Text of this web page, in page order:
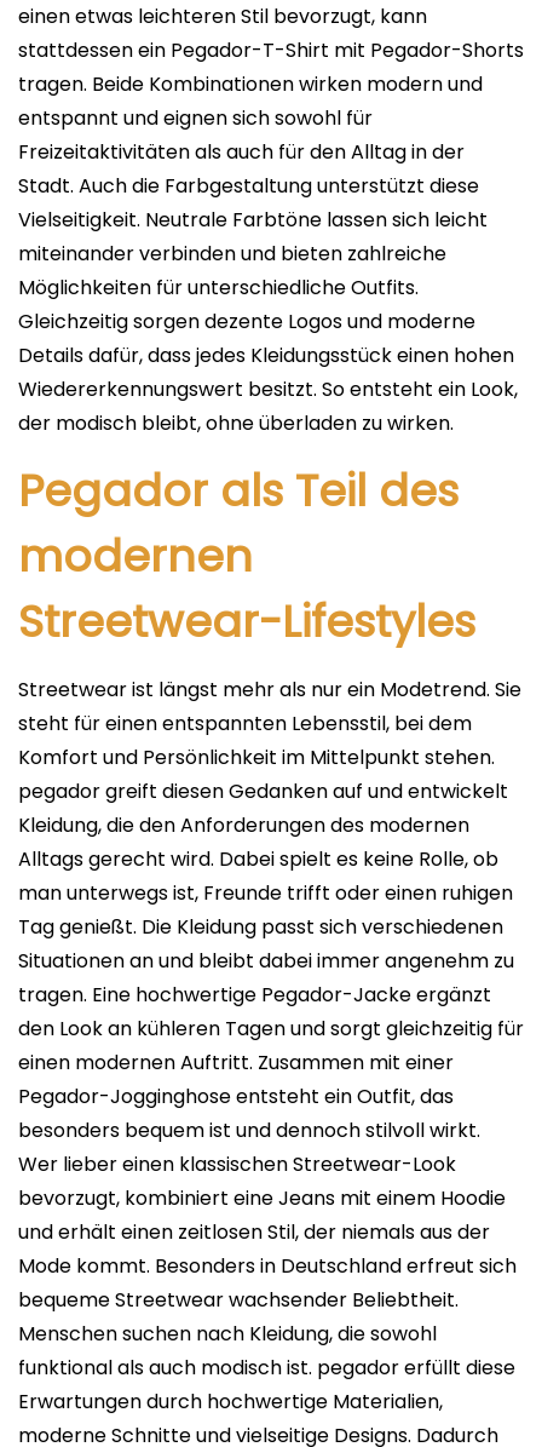
einen etwas leichteren Stil bevorzugt, kann
stattdessen ein Pegador-T-Shirt mit Pegador-Shorts
tragen. Beide Kombinationen wirken modern und
entspannt und eignen sich sowohl für
Freizeitaktivitäten als auch für den Alltag in der
Stadt. Auch die Farbgestaltung unterstützt diese
Vielseitigkeit. Neutrale Farbtöne lassen sich leicht
miteinander verbinden und bieten zahlreiche
Möglichkeiten für unterschiedliche Outfits.
Gleichzeitig sorgen dezente Logos und moderne
Details dafür, dass jedes Kleidungsstück einen hohen
Wiedererkennungswert besitzt. So entsteht ein Look,
der modisch bleibt, ohne überladen zu wirken.
Pegador als Teil des
modernen
Streetwear-Lifestyles
Streetwear ist längst mehr als nur ein Modetrend. Sie
steht für einen entspannten Lebensstil, bei dem
Komfort und Persönlichkeit im Mittelpunkt stehen.
pegador greift diesen Gedanken auf und entwickelt
Kleidung, die den Anforderungen des modernen
Alltags gerecht wird. Dabei spielt es keine Rolle, ob
man unterwegs ist, Freunde trifft oder einen ruhigen
Tag genießt. Die Kleidung passt sich verschiedenen
Situationen an und bleibt dabei immer angenehm zu
tragen. Eine hochwertige Pegador-Jacke ergänzt
den Look an kühleren Tagen und sorgt gleichzeitig für
einen modernen Auftritt. Zusammen mit einer
Pegador-Jogginghose entsteht ein Outfit, das
besonders bequem ist und dennoch stilvoll wirkt.
Wer lieber einen klassischen Streetwear-Look
bevorzugt, kombiniert eine Jeans mit einem Hoodie
und erhält einen zeitlosen Stil, der niemals aus der
Mode kommt. Besonders in Deutschland erfreut sich
bequeme Streetwear wachsender Beliebtheit.
Menschen suchen nach Kleidung, die sowohl
funktional als auch modisch ist. pegador erfüllt diese
Erwartungen durch hochwertige Materialien,
moderne Schnitte und vielseitige Designs. Dadurch